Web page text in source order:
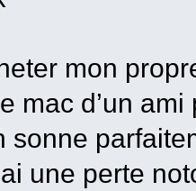
mon
mac d’un
sonne
une perte